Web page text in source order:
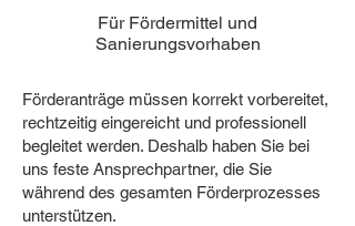
Für Fördermittel und
Sanierungsvorhaben
Förderanträge müssen korrekt vorbereitet,
rechtzeitig eingereicht und professionell
begleitet werden. Deshalb haben Sie bei
uns feste Ansprechpartner, die Sie
während des gesamten Förderprozesses
unterstützen.